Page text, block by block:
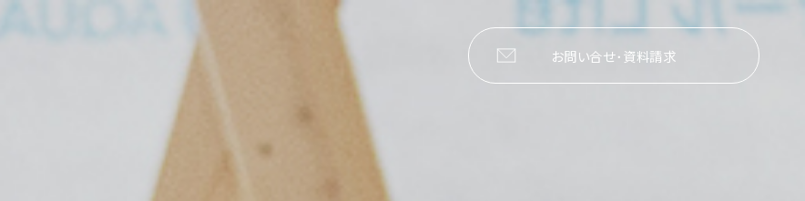
お問い合せ･資料請求